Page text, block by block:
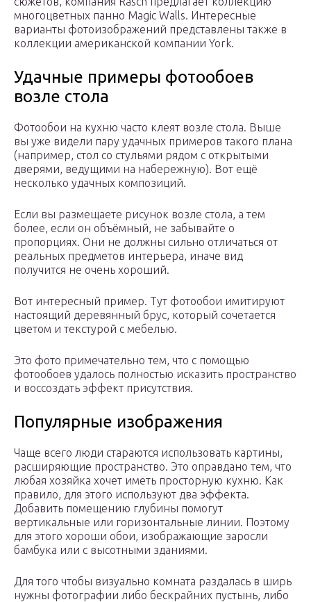
многоцветных панно Magic Walls. Интересные
варианты фотоизображений представлены также в
коллекции американской компании York.
Удачные примеры фотообоев
возле стола
Фотообои на кухню часто клеят возле стола. Выше
вы уже видели пару удачных примеров такого плана
(например, стол со стульями рядом с открытыми
дверями, ведущими на набережную). Вот ещё
несколько удачных композиций.
Если вы размещаете рисунок возле стола, а тем
более, если он объёмный, не забывайте о
пропорциях. Они не должны сильно отличаться от
реальных предметов интерьера, иначе вид
получится не очень хороший.
Вот интересный пример. Тут фотообои имитируют
настоящий деревянный брус, который сочетается
цветом и текстурой с мебелью.
Это фото примечательно тем, что с помощью
фотообоев удалось полностью исказить пространство
и воссоздать эффект присутствия.
Популярные изображения
Чаще всего люди стараются использовать картины,
расширяющие пространство. Это оправдано тем, что
любая хозяйка хочет иметь просторную кухню. Как
правило, для этого используют два эффекта.
Добавить помещению глубины помогут
вертикальные или горизонтальные линии. Поэтому
для этого хороши обои, изображающие заросли
бамбука или с высотными зданиями.
Для того чтобы визуально комната раздалась в ширь
нужны фотографии либо бескрайних пустынь, либо